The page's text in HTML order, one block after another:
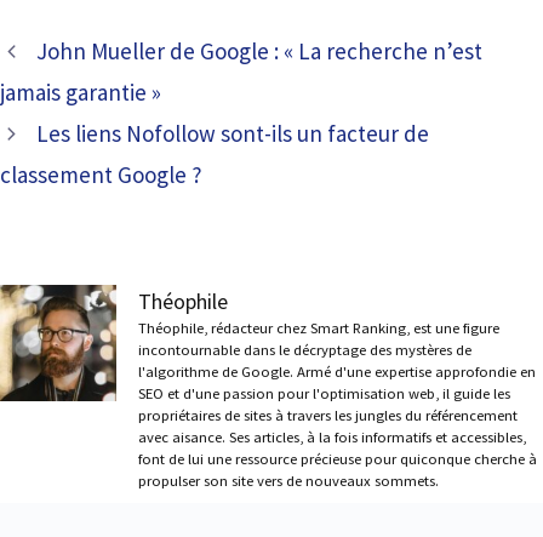
John Mueller de Google : « La recherche n’est
jamais garantie »
Les liens Nofollow sont-ils un facteur de
classement Google ?
Théophile
Théophile, rédacteur chez Smart Ranking, est une figure
incontournable dans le décryptage des mystères de
l'algorithme de Google. Armé d'une expertise approfondie en
SEO et d'une passion pour l'optimisation web, il guide les
propriétaires de sites à travers les jungles du référencement
avec aisance. Ses articles, à la fois informatifs et accessibles,
font de lui une ressource précieuse pour quiconque cherche à
propulser son site vers de nouveaux sommets.